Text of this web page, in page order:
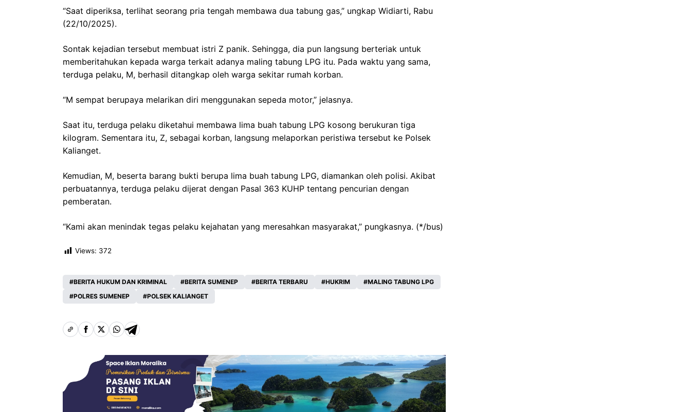
“Saat diperiksa, terlihat seorang pria tengah membawa dua tabung gas,” ungkap Widiarti, Rabu
(22/10/2025).
Sontak kejadian tersebut membuat istri Z panik. Sehingga, dia pun langsung berteriak untuk
memberitahukan kepada warga terkait adanya maling tabung LPG itu. Pada waktu yang sama,
terduga pelaku, M, berhasil ditangkap oleh warga sekitar rumah korban.
“M sempat berupaya melarikan diri menggunakan sepeda motor,” jelasnya.
Saat itu, terduga pelaku diketahui membawa lima buah tabung LPG kosong berukuran tiga
kilogram. Sementara itu, Z, sebagai korban, langsung melaporkan peristiwa tersebut ke Polsek
Kalianget.
Kemudian, M, beserta barang bukti berupa lima buah tabung LPG, diamankan oleh polisi. Akibat
perbuatannya, terduga pelaku dijerat dengan Pasal 363 KUHP tentang pencurian dengan
pemberatan.
“Kami akan menindak tegas pelaku kejahatan yang meresahkan masyarakat,” pungkasnya. (*/bus)
Views: 372
BERITA HUKUM DAN KRIMINAL BERITA SUMENEP BERITA TERBARU HUKRIM
MALING TABUNG LPG
POLRES SUMENEP
POLSEK KALIANGET